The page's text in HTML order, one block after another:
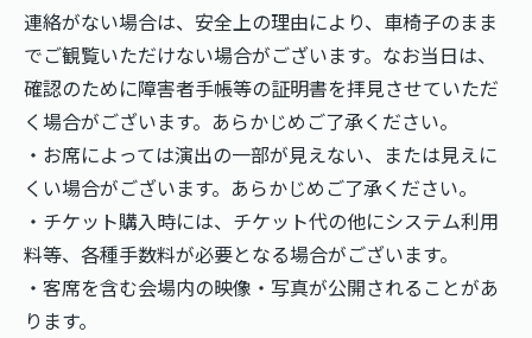
連絡がない場合は、安全上の理由により、車椅子のまま
でご観覧いただけない場合がございます。なお当日は、
確認のために障害者手帳等の証明書を拝見させていただ
く場合がございます。あらかじめご了承ください。
・お席によっては演出の一部が見えない、または見えに
くい場合がございます。あらかじめご了承ください。
・チケット購入時には、チケット代の他にシステム利用
料等、各種手数料が必要となる場合がございます。
・客席を含む会場内の映像・写真が公開されることがあ
ります。